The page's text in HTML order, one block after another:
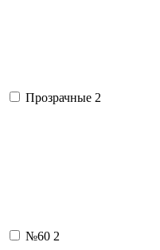
Прозрачные 2
№60 2